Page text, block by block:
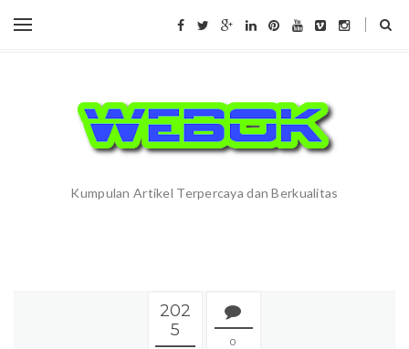
Kumpulan Artikel Terpercaya dan Berkualitas
202
5
0